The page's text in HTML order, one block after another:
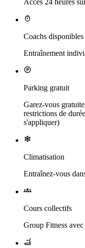
Accès 24 heures
Coachs disponibles
Entraînement
Parking gratuit
Garez-vous
restrictions de
s'appliquer)
Climatisation
Entraînez-vous
Cours collectifs
Group Fitness